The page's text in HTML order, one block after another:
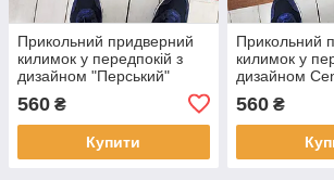
Прикольний придверний
килимок у передпокій з
дизайном "Перський"
560 ₴
Купити
Прикольний
килимок у
дизайном
560₴